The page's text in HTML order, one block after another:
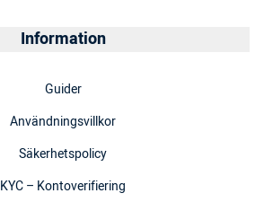
Information
Guider
Användningsvillkor
Säkerhetspolicy
KYC – Kontoverifiering